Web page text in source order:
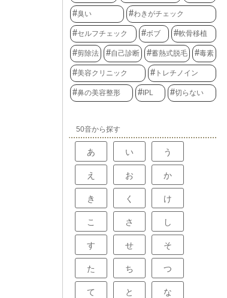
臭い わきがチェック
セルフチェック ボブ 軟骨移植
剪除法 自己診断 蓄熱式脱毛 毒素
美容クリニック トレチノイン
鼻の美容整形 IPL 切らない
50音から探す
あ い う
え お か
き く け
こ さ し
す せ そ
た ち つ
て と な